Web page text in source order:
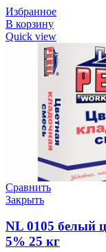
Избранное
В корзину
Quick view
Сравнить
Закрыть
NL 0105 белый
5% 25 кг